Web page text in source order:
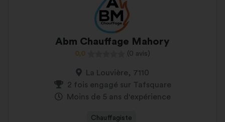
Abm Chauffage Mahory
0,0 (0 avis)
La Louvière, 7110
2 fois engagé sur Tafsquare
Moins de 5 ans d'expérience
Chauffagiste